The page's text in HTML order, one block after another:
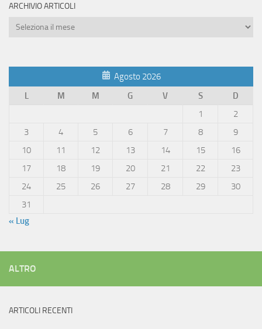
ARCHIVIO ARTICOLI
Archivio
Agosto 2026
L
M M G V S
D
1
2
3
4 5 6 7 8
9
10
11 12 13 14 15
16
17
18 19 20 21 22
23
24
25 26 27 28 29
30
31
« Lug
ALTRO
ARTICOLI RECENTI